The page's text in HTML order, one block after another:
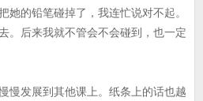
她的铅笔碰掉了，我连忙说对不起。
。后来我就不管会不会碰到，也一定
发展到其他课上。纸条上的话也越